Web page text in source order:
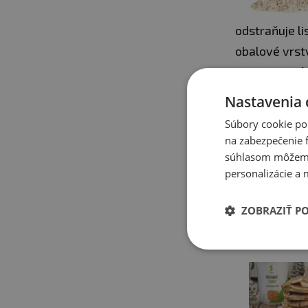
odstraňuje
obalové
nerozpustnú
sacharidov,
mnoho
jogurtu
kuchyni,
Nastavenia
Súbory cookie
na
súhlasom
personalizácie a
ZOBRAZIŤ